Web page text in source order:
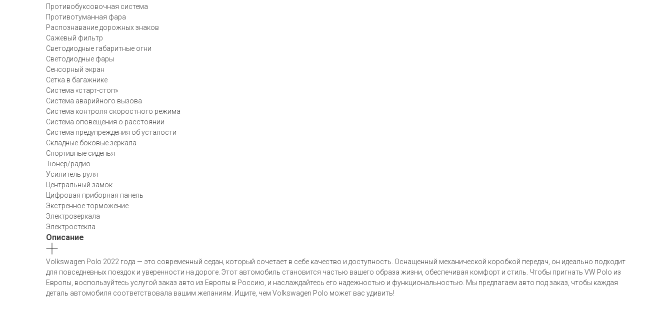
Противобуксовочная система
Противотуманная фара
Распознавание дорожных знаков
Сажевый фильтр
Светодиодные габаритные огни
Светодиодные фары
Сенсорный экран
Сетка в багажнике
Система «старт-стоп»
Система аварийного вызова
Система контроля скоростного режима
Система оповещения о расстоянии
Система предупреждения об усталости
Складные боковые зеркала
Спортивные сиденья
Тюнер/радио
Усилитель руля
Центральный замок
Цифровая приборная панель
Экстренное торможение
Электрозеркала
Электростекла
Описание
Volkswagen Polo 2022 года — это современный седан, который сочетает в себе качество и доступность. Оснащенный механической коробкой передач, он идеально подходит
для повседневных поездок и уверенности на дороге. Этот автомобиль становится частью вашего образа жизни, обеспечивая комфорт и стиль. Чтобы пригнать VW Polo из
Европы, воспользуйтесь услугой заказ авто из Европы в Россию, и наслаждайтесь его надежностью и функциональностью. Мы предлагаем авто под заказ, чтобы каждая
деталь автомобиля соответствовала вашим желаниям. Ищите, чем Volkswagen Polo может вас удивить!